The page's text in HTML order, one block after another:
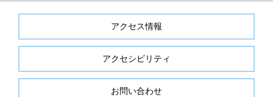
アクセス情報
アクセシビリティ
お問い合わせ